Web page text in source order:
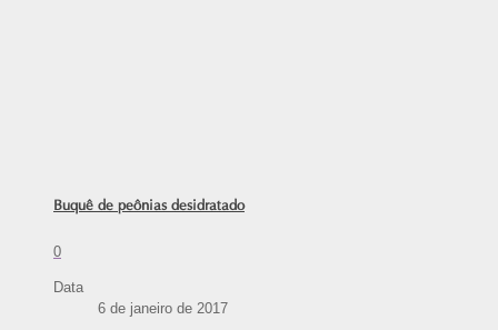
Buquê de peônias desidratado
0
Data
6 de janeiro de 2017